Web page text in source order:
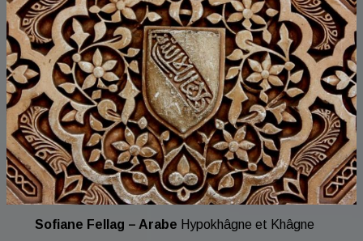
Sofiane Fellag – Arabe Hypokhâgne et Khâgne